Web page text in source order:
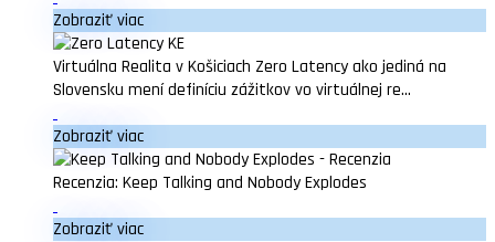
Zobraziť viac
Virtuálna Realita v Košiciach Zero Latency ako jediná na
Slovensku mení definíciu zážitkov vo virtuálnej re...
Zobraziť viac
Recenzia: Keep Talking and Nobody Explodes
Zobraziť viac